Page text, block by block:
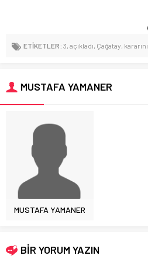
ETİKETLER: 3, açıkladı, Çağatay, kararını
MUSTAFA YAMANER
MUSTAFA YAMANER
BİR YORUM YAZIN